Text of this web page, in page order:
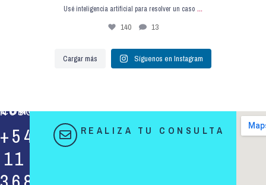
Usé inteligencia artificial para resolver un caso ...
140 13
Cargar más Síguenos en Instagram
COMUNICATE CON NOSOTROS
+54
11
REALIZA TU CONSULTA